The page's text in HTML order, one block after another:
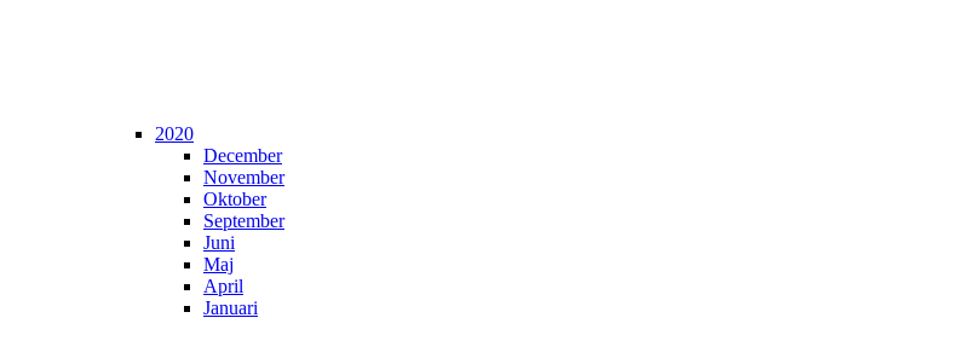
2020
December
November
Oktober
September
Juni
Maj
April
Januari